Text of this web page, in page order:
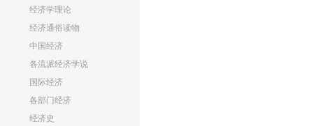
经济学理论
经济通俗读物
中国经济
各流派经济学说
国际经济
各部门经济
经济史